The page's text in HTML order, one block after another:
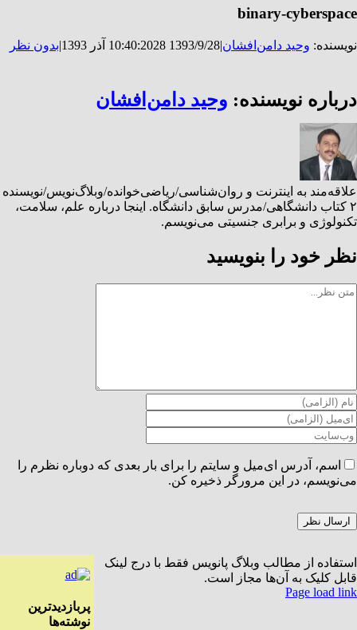
binary-cyberspace
نویسنده: وحید دامن‌افشان|
1393/9/28 10:40:20 28 آذر 1393 |بدون نظر
درباره نویسنده: وحید دامن‌افشان
علاقه‌مند به اینترنت و روان‌شناسی/ریاضی‌خوانده/وبلاگ‌نویس/نویسنده
۲ کتاب دانشگاهی/مدرس سابق دانشگاه. اینجا درباره علم، سلامت،
تکنولوژی و برابری جنسیتی می‌نویسم.
نظر خود را بنویسید
Comment
اسم، آدرس ای‌میل و سایتم را برای بار بعدی که دوباره نظرم را
می‌نویسم، در این مرورگر ذخیره کن.
پربازدیدترین
نوشته‌ها
استفاده از مطالب وبلاگ پانویس فقط با درج لینک
قابل کلیک به آن‌ها مجاز است.
Instagram
X
تلگرام
پست
Rss
Page load link